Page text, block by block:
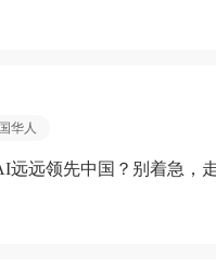
华人
远远领先中国？别着急，